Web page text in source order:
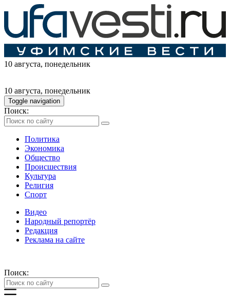
10 августа, понедельник
10 августа, понедельник
Toggle navigation
Поиск:
Политика
Экономика
Общество
Происшествия
Культура
Религия
Спорт
Видео
Народный репортёр
Редакция
Реклама на сайте
Поиск: